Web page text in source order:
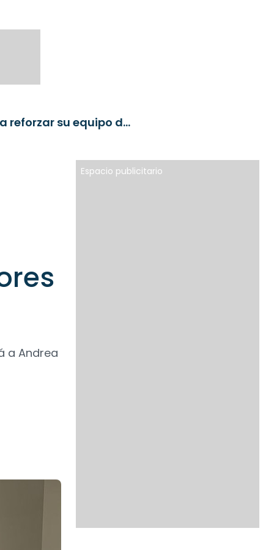
La firma argentina Balanz contrata a un exInviu para reforzar su equipo de Productores Exclusivos
a Andrea
Espacio publicitario